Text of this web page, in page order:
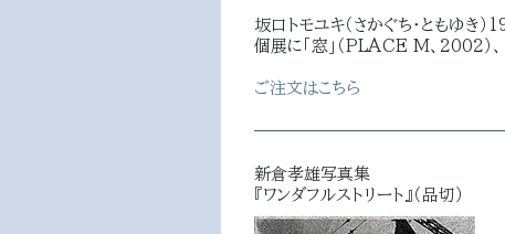
坂口トモユキ（さかぐち・ともゆき）
個展に「窓」（PLACE M、2002）、
ご注文はこちら
新倉孝雄写真集
『ワンダフルストリート』（品切）